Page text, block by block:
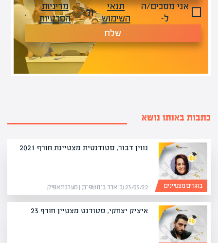
אני מסכים/ה
ל-
תנאי
השימוש
ול-
מדיניות
הפרטיות
.
שלח
כתבות באותו נושא
בוגרים מצטיינים
נווין דבור, סטודנטית מצטיינת חורף 2021
23/03/22 (כ׳ אדר ב׳ תשפ״ב) | מערכת אפיק
איציק יצחקי, סטודנט מצטיין חורף 23